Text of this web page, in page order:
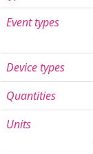
Event types
Device types
Quantities
Units